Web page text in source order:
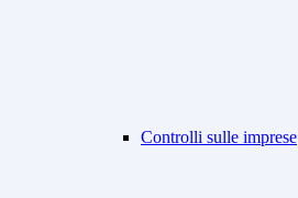
Controlli sulle imprese